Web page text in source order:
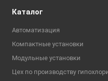
Каталог
Автоматизация
Компактные установки
Модульные установки
Цех по производству